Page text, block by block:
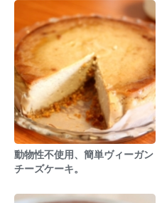
動物性不使用、簡単ヴィーガン
チーズケーキ。